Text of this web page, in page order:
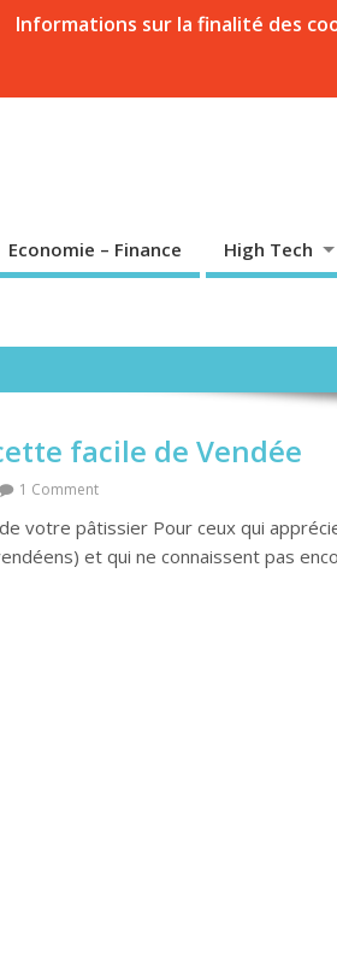
Informations sur la finalité des
Economie – Finance High Tech
facile de Vendée
1 Comment
votre pâtissier Pour ceux qui
et qui ne connaissent pas